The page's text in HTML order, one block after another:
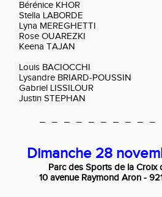
Bérénice KHOR
Stella LABORDE
Lyna MEREGHETTI
Rose OUAREZKI
Keena TAJAN
Louis BACIOCCHI
Lysandre BRIARD-POUSSIN
Gabriel LISSILOUR
Justin STEPHAN
Dimanche 28
Parc des Sports de la Croix
10 avenue Raymond Aron -